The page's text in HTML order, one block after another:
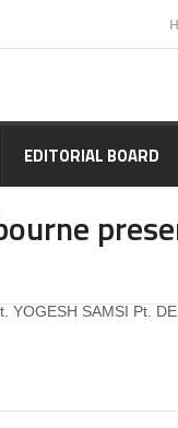
EDITORIAL BOARD